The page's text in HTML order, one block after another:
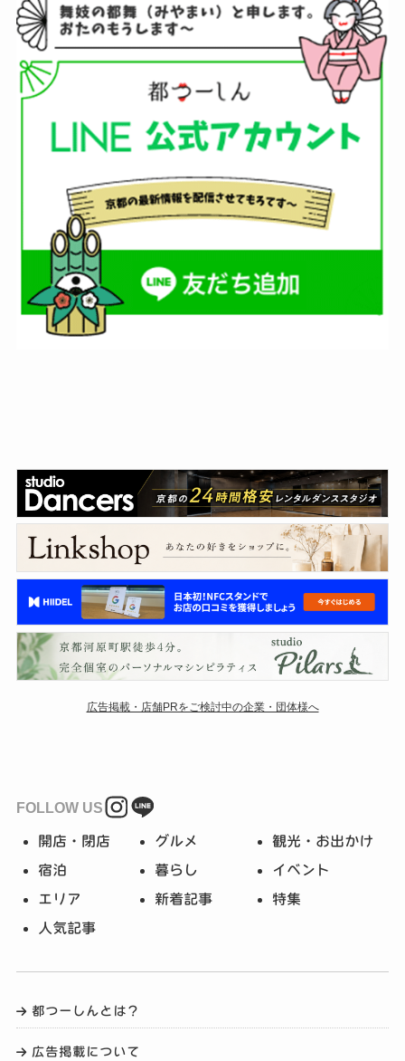
広告掲載・店舗PRをご検討中の企業・団体様へ
FOLLOW US
開店・閉店 グルメ 観光・お出かけ
宿泊 暮らし イベント
エリア 新着記事 特集
人気記事
都つーしんとは？
広告掲載について